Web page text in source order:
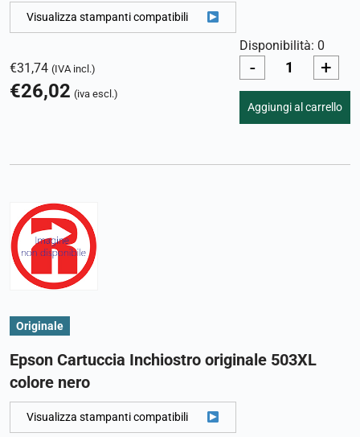
Visualizza stampanti compatibili
€31,74 (IVA incl.)
€26,02 (iva escl.)
Disponibilità: 0
- +
Aggiungi al carrello
Originale
Epson Cartuccia Inchiostro originale 503XL
colore nero
Visualizza stampanti compatibili